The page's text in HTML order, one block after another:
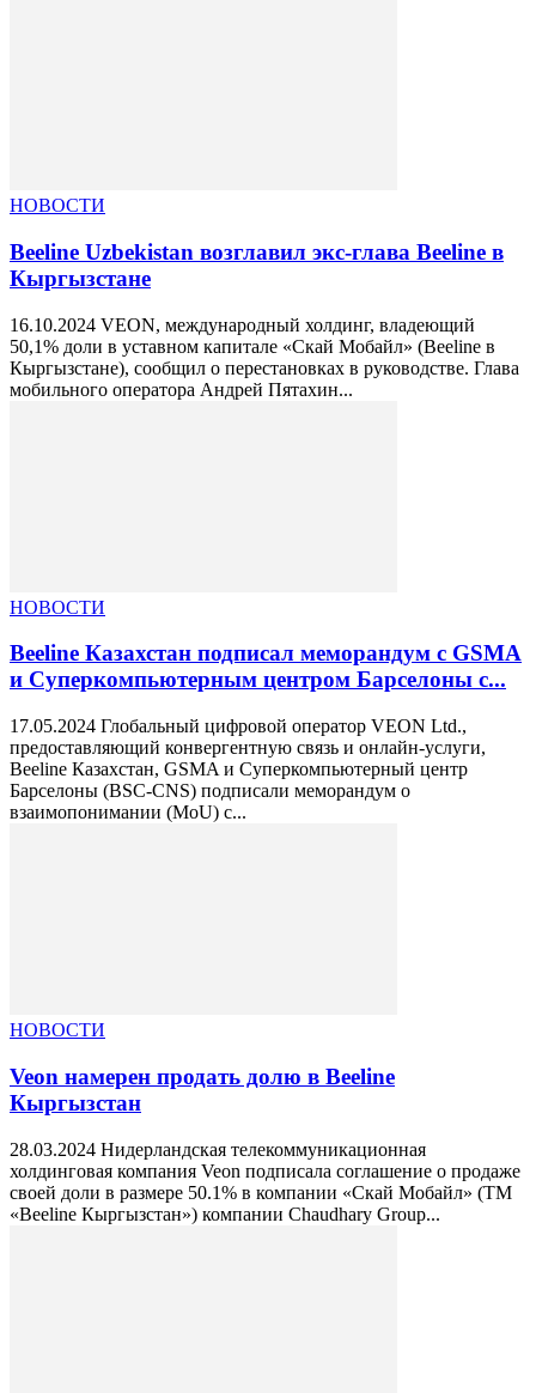
НОВОСТИ
Beeline Uzbekistan возглавил экс-глава Beeline в
Кыргызстане
16.10.2024 VEON, международный холдинг, владеющий
50,1% доли в уставном капитале «Скай Мобайл» (Beeline в
Кыргызстане), сообщил о перестановках в руководстве. Глава
мобильного оператора Андрей Пятахин...
НОВОСТИ
Beeline Казахстан подписал меморандум с GSMA
и Суперкомпьютерным центром Барселоны с...
17.05.2024 Глобальный цифровой оператор VEON Ltd.,
предоставляющий конвергентную связь и онлайн-услуги,
Beeline Казахстан, GSMA и Суперкомпьютерный центр
Барселоны (BSC-CNS) подписали меморандум о
взаимопонимании (MoU) с...
НОВОСТИ
Veon намерен продать долю в Beeline
Кыргызстан
28.03.2024 Нидерландская телекоммуникационная
холдинговая компания Veon подписала соглашение о продаже
своей доли в размере 50.1% в компании «Скай Мобайл» (ТМ
«Beeline Кыргызстан») компании Chaudhary Group...